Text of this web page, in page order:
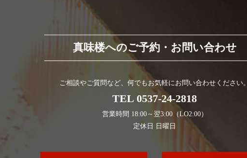
真味楼へのご予約・お問い合わせ
ご相談やご質問など、何でもお気軽にお問い合わせください。
TEL 0537-24-2818
営業時間 18:00～翌3:00（LO2:00）
定休日 日曜日